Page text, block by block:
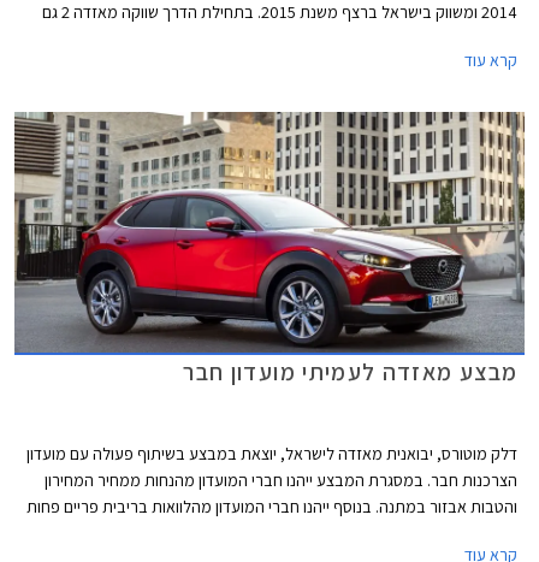
2014 ומשווק בישראל ברצף משנת 2015. בתחילת הדרך שווקה מאזדה 2 גם
בעיקר בזכות מלאי זמין וזכייה במכרזי רכש של מנהל הרכב הממשלתי.
קרא עוד
מבצע מאזדה לעמיתי מועדון חבר
דלק מוטורס, יבואנית מאזדה לישראל, יוצאת במבצע בשיתוף פעולה עם מועדון
הצרכנות חבר. במסגרת המבצע ייהנו חברי המועדון מהנחות ממחיר המחירון
והטבות אבזור במתנה. בנוסף ייהנו חברי המועדון מהלוואות בריבית פריים פחות
קרא עוד